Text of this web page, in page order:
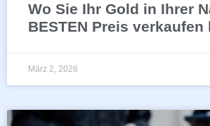
Wo Sie Ihr Gold in Ihrer
BESTEN Preis verkaufen
März 2, 2026